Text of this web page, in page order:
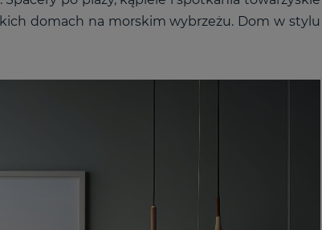
domach na morskim wybrzeżu. Dom w stylu